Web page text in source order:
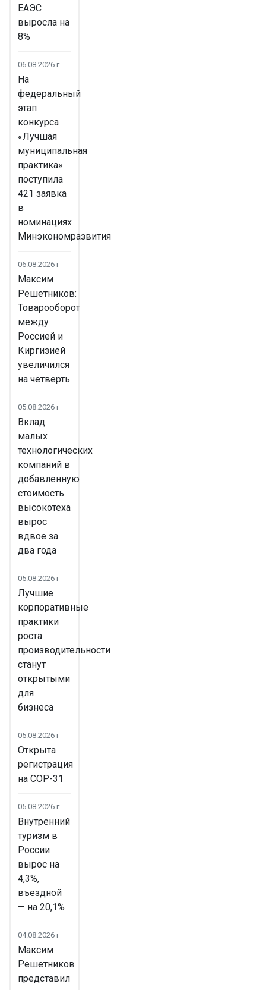
ЕАЭС
выросла на
8%
06.08.2026 г
На
федеральный
этап
конкурса
«Лучшая
муниципальная
практика»
поступила
421 заявка
в
номинациях
Минэкономразвития
06.08.2026 г
Максим
Решетников:
Товарооборот
между
Россией и
Киргизией
увеличился
на четверть
05.08.2026 г
Вклад
малых
технологических
компаний в
добавленную
стоимость
высокотеха
вырос
вдвое за
два года
05.08.2026 г
Лучшие
корпоративные
практики
роста
производительности
станут
открытыми
для
бизнеса
05.08.2026 г
Открыта
регистрация
на COP-31
05.08.2026 г
Внутренний
туризм в
России
вырос на
4,3%,
въездной
— на 20,1%
04.08.2026 г
Максим
Решетников
представил